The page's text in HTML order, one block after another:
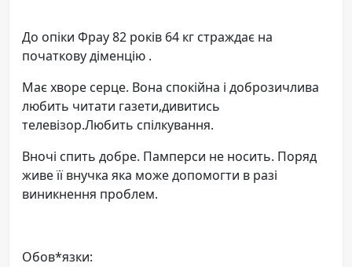
До опіки Фрау 82 років 64 кг страждає на
початкову діменцію .
Має хворе серце. Вона спокійна і доброзичлива
любить читати газети,дивитись
телевізор.Любить спілкування.
Вночі спить добре. Памперси не носить. Поряд
живе її внучка яка може допомогти в разі
виникнення проблем.
Обов*язки: